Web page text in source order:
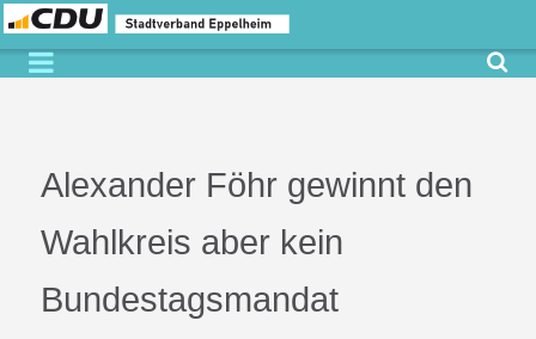
Alexander Föhr gewinnt den
Wahlkreis aber kein
Bundestagsmandat